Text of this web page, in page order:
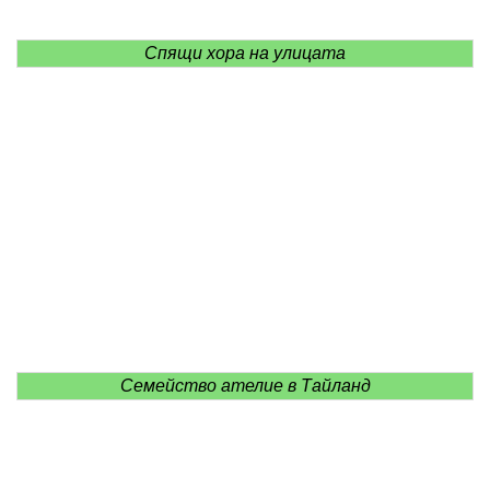
Спящи хора на улицата
Семейство ателие в Тайланд